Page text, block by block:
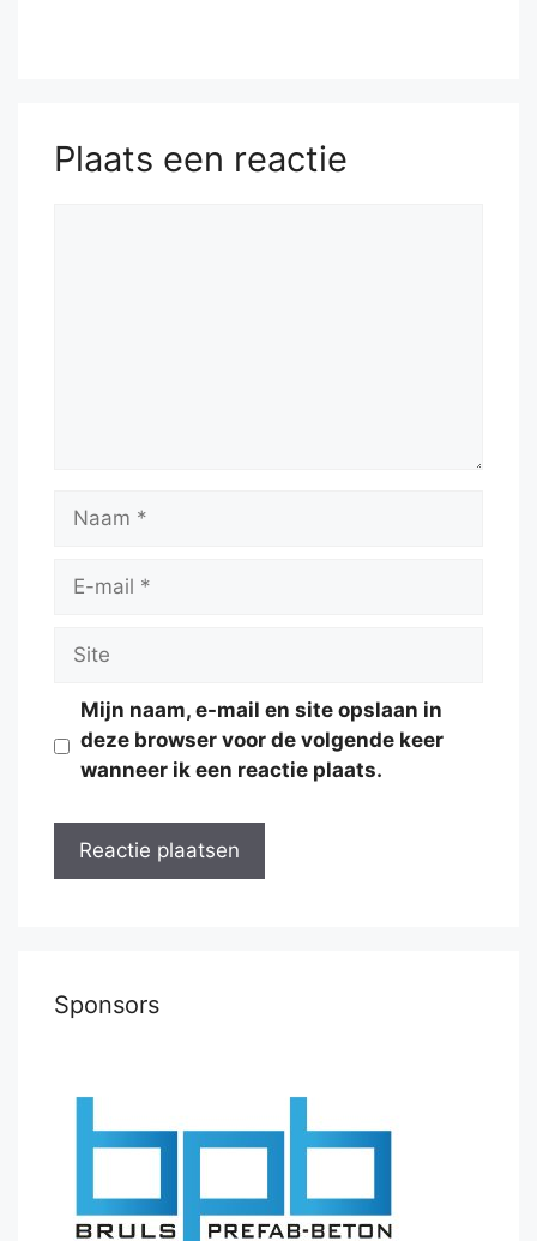
Plaats een reactie
Naam
Site
Mijn naam, e-mail en site opslaan in
deze browser voor de volgende keer
wanneer ik een reactie plaats.
Sponsors